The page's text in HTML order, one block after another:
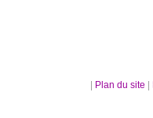
Plan du site